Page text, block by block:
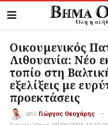
Οικουμενικός
Λιθουανία: Νέο
τοπίο στη
εξελίξεις με
προεκτάσεις
από Γιώργος Θεοχάρης